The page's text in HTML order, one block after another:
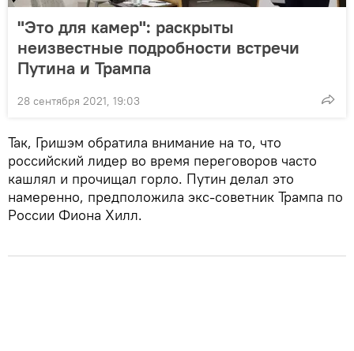
"Это для камер": раскрыты
неизвестные подробности встречи
Путина и Трампа
28 сентября 2021, 19:03
Так, Гришэм обратила внимание на то, что
российский лидер во время переговоров часто
кашлял и прочищал горло. Путин делал это
намеренно, предположила экс-советник Трампа по
России Фиона Хилл.